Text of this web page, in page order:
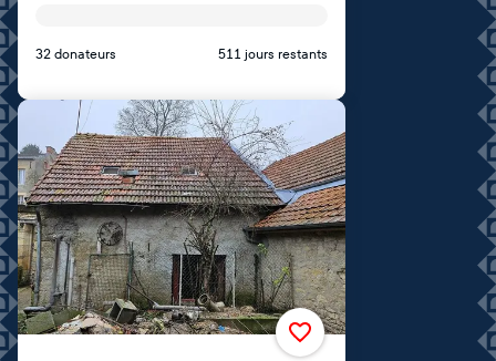
32 donateurs 511 jours restants